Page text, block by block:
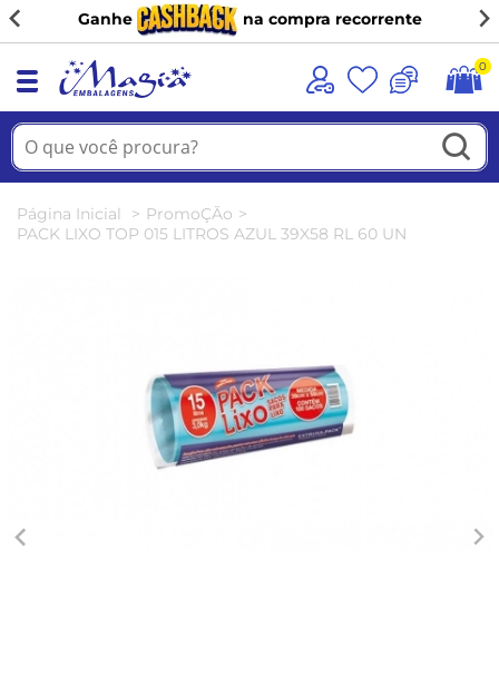
Ganhe na compra recorrente
0
Página Inicial
PromoÇÃo
PACK LIXO TOP 015 LITROS AZUL 39X58 RL 60 UN